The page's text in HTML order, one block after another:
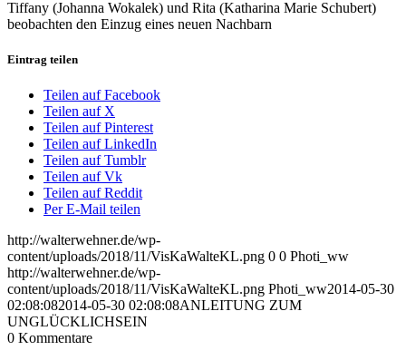
Tiffany (Johanna Wokalek) und Rita (Katharina Marie Schubert)
beobachten den Einzug eines neuen Nachbarn
Eintrag teilen
Teilen auf Facebook
Teilen auf X
Teilen auf Pinterest
Teilen auf LinkedIn
Teilen auf Tumblr
Teilen auf Vk
Teilen auf Reddit
Per E-Mail teilen
http://walterwehner.de/wp-
content/uploads/2018/11/VisKaWalteKL.png 0 0 Photi_ww
http://walterwehner.de/wp-
content/uploads/2018/11/VisKaWalteKL.png Photi_ww2014-05-30
02:08:082014-05-30 02:08:08ANLEITUNG ZUM
UNGLÜCKLICHSEIN
0 Kommentare